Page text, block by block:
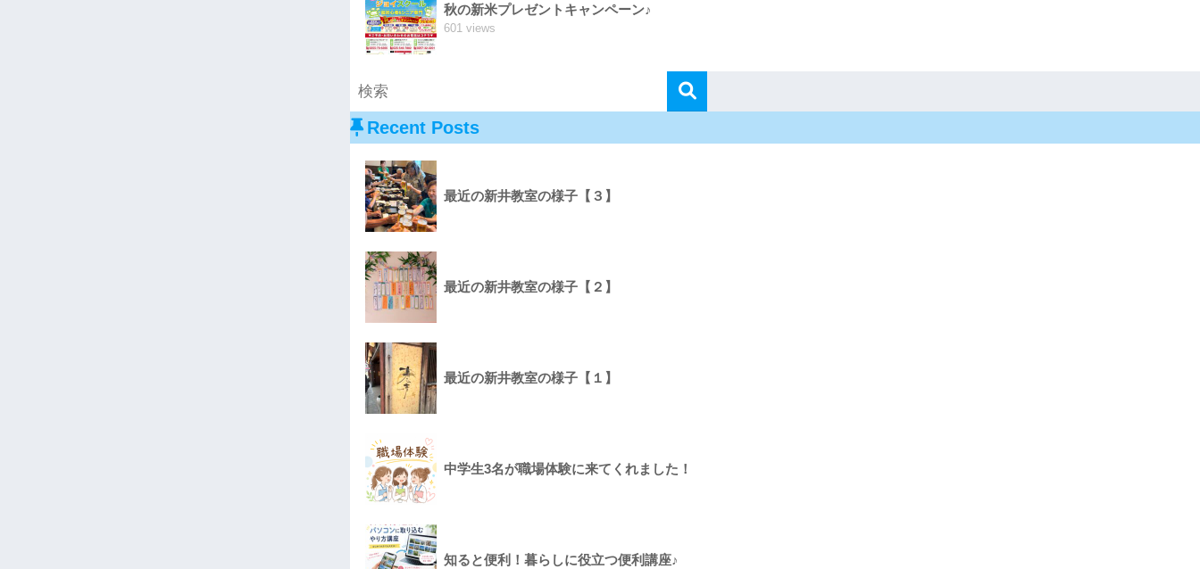
秋の新米プレゼントキャンペーン♪
601 views
Recent Posts
最近の新井教室の様子【３】
最近の新井教室の様子【２】
最近の新井教室の様子【１】
中学生3名が職場体験に来てくれました！
知ると便利！暮らしに役立つ便利講座♪